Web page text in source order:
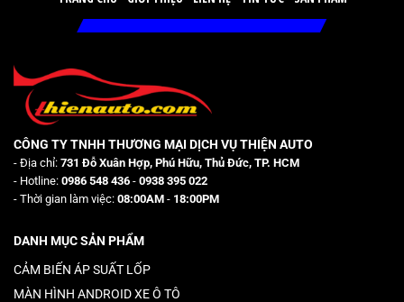
CÔNG TY TNHH THƯƠNG MẠI DỊCH VỤ THIỆN AUTO
- Địa chỉ: 731 Đỗ Xuân Hợp, Phú Hữu, Thủ Đức, TP. HCM
- Hotline: 0986 548 436 - 0938 395 022
- Thời gian làm việc: 08:00AM - 18:00PM
DANH MỤC SẢN PHẨM
CẢM BIẾN ÁP SUẤT LỐP
MÀN HÌNH ANDROID XE Ô TÔ